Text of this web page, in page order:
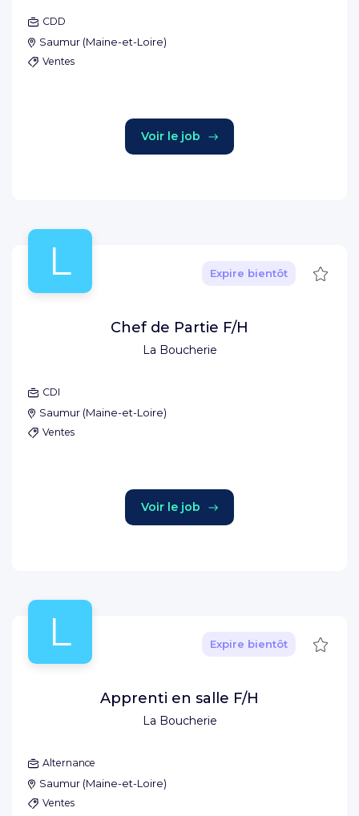
CDD
Saumur (Maine-et-Loire)
Ventes
Voir le job
L
La Boucherie
Expire bientôt
Chef de Partie F/H
CDI
Saumur (Maine-et-Loire)
Ventes
Voir le job
L
La Boucherie
Expire bientôt
Apprenti en salle F/H
Alternance
Saumur (Maine-et-Loire)
Ventes